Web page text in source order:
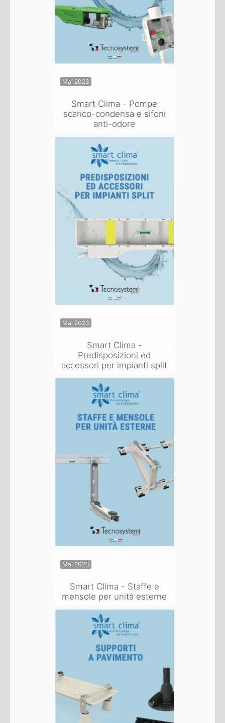
Mai 2023
Smart Clima - Pompe
scarico-condensa e sifoni
anti-odore
Mai 2023
Smart Clima -
Predisposizioni ed
accessori per impianti split
Mai 2023
Smart Clima - Staffe e
mensole per unità esterne